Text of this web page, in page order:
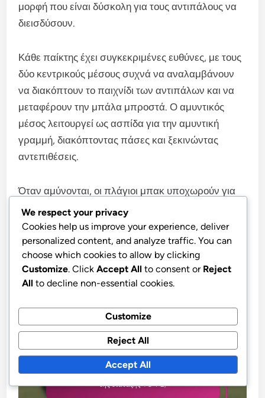
μορφή που είναι δύσκολη για τους αντιπάλους να
διεισδύσουν.
Κάθε παίκτης έχει συγκεκριμένες ευθύνες, με τους
δύο κεντρικούς μέσους συχνά να αναλαμβάνουν
να διακόπτουν το παιχνίδι των αντιπάλων και να
μεταφέρουν την μπάλα μπροστά. Ο αμυντικός
μέσος λειτουργεί ως ασπίδα για την αμυντική
γραμμή, διακόπτοντας πάσες και ξεκινώντας
αντεπιθέσεις.
Όταν αμύνονται, οι πλάγιοι μπακ υποχωρούν για
να σχηματίσουν μια πενταμελή άμυνα,
διασφαλίζοντας πλάτος και βάθος. Αυτή η ευελιξία
επιτρέπει στις ομάδες να πιέζουν αποτελεσματικά
τους αντιπάλους ενώ διατηρούν μια σταθερή
αμυντική δομή, καθιστώντας δύσκολο για την
αντίπαλη ομάδα να βρει χώρο.
We respect your privacy
Cookies help us improve your experience, deliver
personalized content, and analyze traffic. You can
choose which cookies to allow by clicking
Customize. Click Accept All to consent or Reject
All to decline non-essential cookies.
Customize
Reject All
Accept All